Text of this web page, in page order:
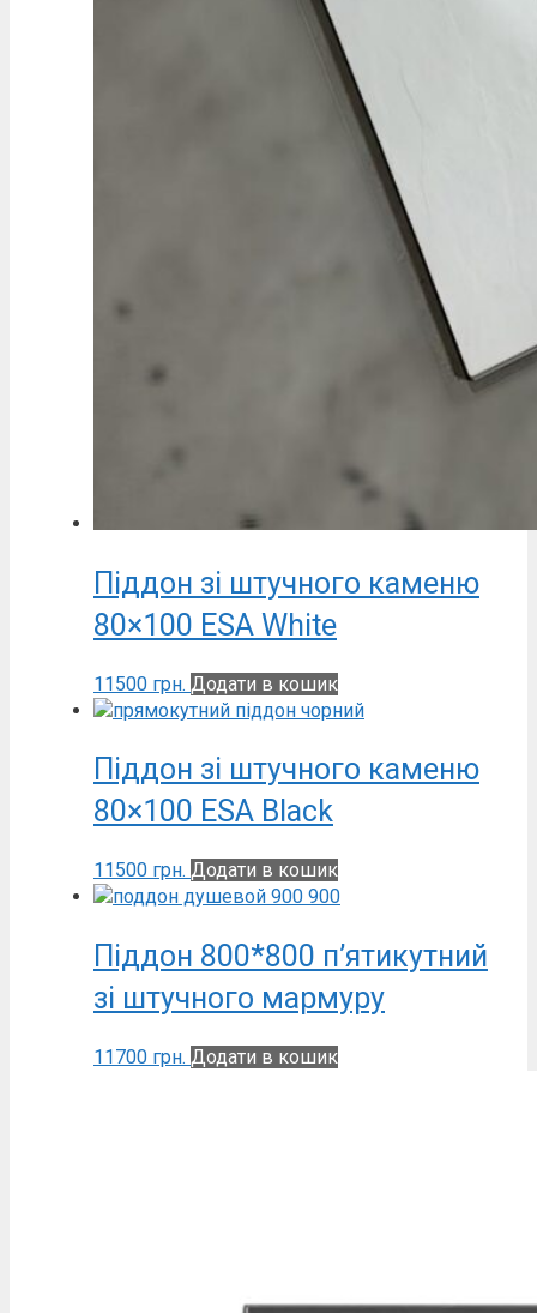
Піддон зі штучного каменю
80×100 ESA White
11500 грн. Додати в кошик
Піддон зі штучного каменю
80×100 ESA Black
11500 грн. Додати в кошик
Піддон 800*800 п’ятикутний
зі штучного мармуру
11700 грн. Додати в кошик